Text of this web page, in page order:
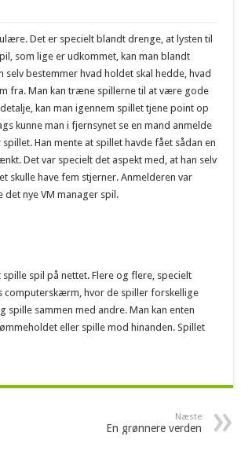
Det er specielt blandt drenge, at lysten til
som lige er udkommet, kan man blandt
selv bestemmer hvad holdet skal hedde, hvad
fra. Man kan træne spillerne til at være gode
kan man igennem spillet tjene point op
kunne man i fjernsynet se en mand anmelde
Han mente at spillet havde fået sådan en
Det var specielt det aspekt med, at han selv
skulle have fem stjerner. Anmelderen var
nye VM manager spil.
spil på nettet. Flere og flere, specielt
hvor de spiller forskellige
sammen med andre. Man kan enten
eller spille mod hinanden. Spillet
Næste
En grønnere verden